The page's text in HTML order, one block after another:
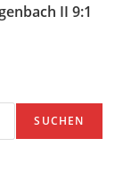
II 9:1
SUCHEN